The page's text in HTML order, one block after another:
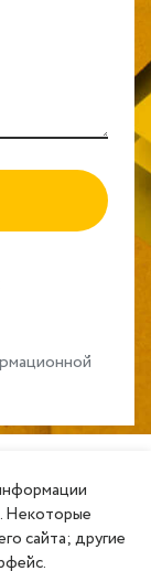
Некоторые
сайта; другие